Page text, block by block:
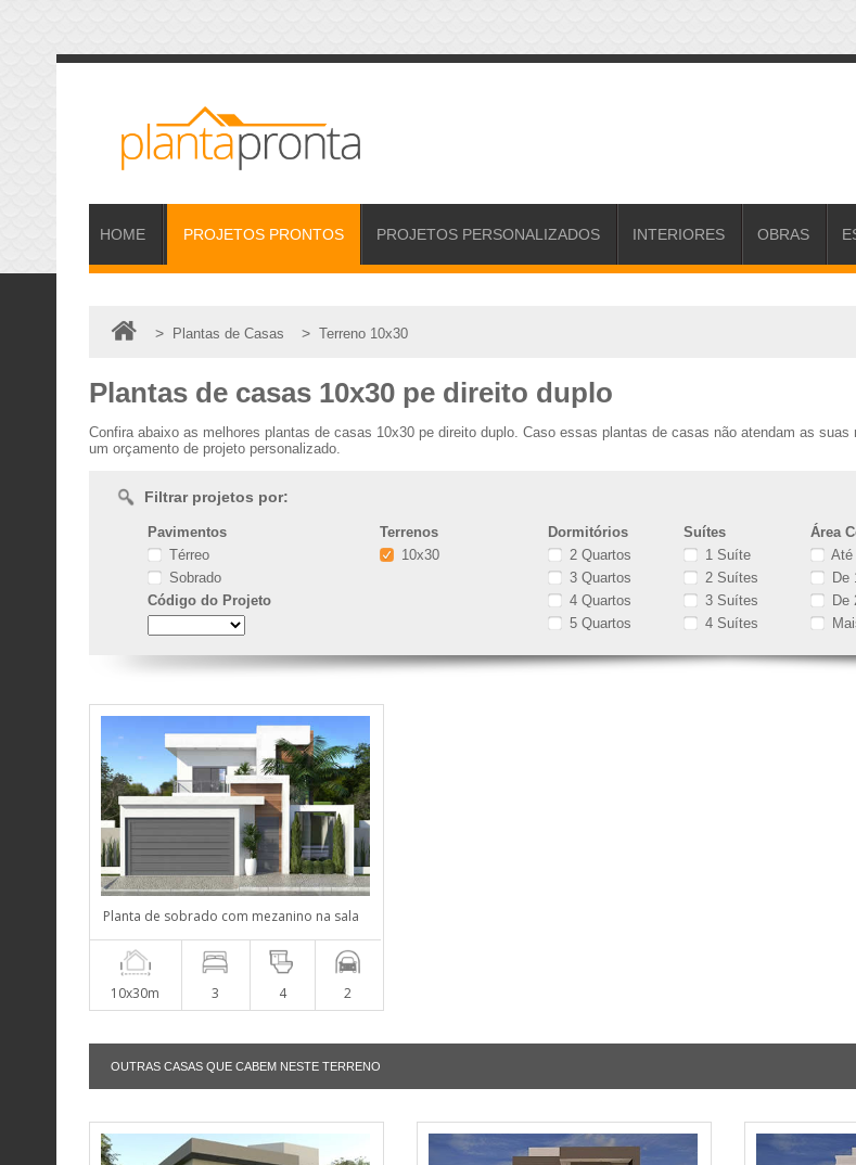
HOME PROJETOS PRONTOS PROJETOS PERSONALIZADOS INTERIORES OBRAS
> Plantas de Casas > Terreno 10x30
Plantas de casas 10x30 pe direito duplo
Confira abaixo as melhores plantas de casas 10x30 pe direito duplo. Caso essas plantas de casas não atendam as
um orçamento de projeto personalizado.
Filtrar projetos por:
Pavimentos
Térreo
Sobrado
Código do Projeto
Terrenos
10x30
Dormitórios
2 Quartos
3 Quartos
4 Quartos
5 Quartos
Suítes
1 Suíte
2 Suítes
3 Suítes
4 Suítes
Área
Até
De
De
Planta de sobrado com mezanino na sala
10x30m 3 4 2
OUTRAS CASAS QUE CABEM NESTE TERRENO